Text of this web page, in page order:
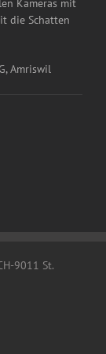
die Schatten
Amriswil
9011 St.